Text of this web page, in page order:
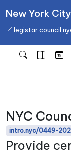
New York
NYC
intro.nyc/0449-
Provide